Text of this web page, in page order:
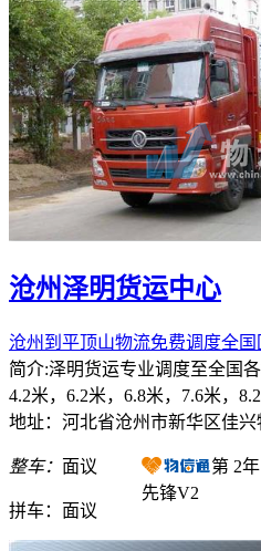
沧州泽明货运中心
沧州到平顶山物流免费调度全国
简介:泽明货运专业调度至全国
4.2米，6.2米，6.8米，7.6米，8.2
地址：河北省沧州市新华区佳兴
整车： 面议
拼车： 面议
第 2年
先锋V2